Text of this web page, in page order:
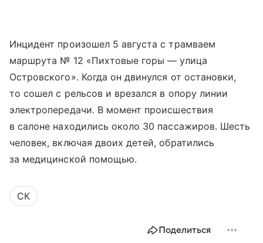
Инцидент произошел 5 августа с трамваем
маршрута № 12 «Пихтовые горы — улица
Островского». Когда он двинулся от остановки,
то сошел с рельсов и врезался в опору линии
электропередачи. В момент происшествия
в салоне находились около 30 пассажиров. Шесть
человек, включая двоих детей, обратились
за медицинской помощью.
СК
Поделиться